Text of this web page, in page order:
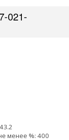
021-
менее %: 400